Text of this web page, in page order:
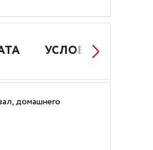
УСЛОВИЯ РАБОТЫ
домашнего